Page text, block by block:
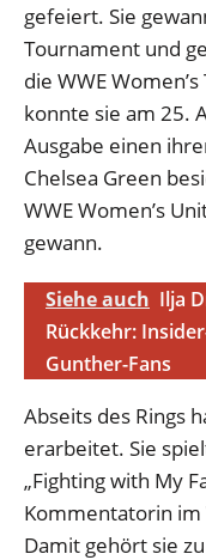
gefeiert. Sie
Tournament und
die WWE
konnte sie am 25.
Ausgabe einen
Chelsea Green
WWE Women’s
gewann.
Siehe auch Ilja
Rückkehr:
Gunther-Fans
Abseits des Rings
erarbeitet. Sie
„Fighting with My
Kommentatorin im
Damit gehört sie